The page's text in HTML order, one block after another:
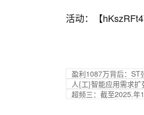
活动：【
盈利1087万背后：ST
人{工}智能应用需求
超频三：截至2025.年